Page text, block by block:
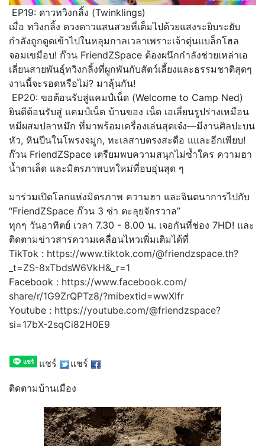
EP19: ดาวทวิงกลิ้ง (Twinklings)
เมื่อ ทวิงกลิ้ง ดวงดาวแสนสวยที่เต็มไปด้วยแสงระยิบระยับ
กำลังถูกดูดเข้าไปในหลุมกาลเวลาเพราะเจ้าตุ่นแบล็กโฮล
จอมเขมือบ! ก๊วน FriendZSpace ต้องผนึกกำลังช่วยเหล่าเอ
เลี่ยนสายพันธุ์ทวิงกลิ้งที่ผูกพันกับสัตว์เลี้ยงและธรรมชาติสุดๆ
งานนี้จะรอดหรือไม่? มาลุ้นกัน!
EP20: ขอต้อนรับสู่แคมป์เน็ด (Welcome to Camp Ned)
ยินดีต้อนรับสู่ แคมป์เน็ด บ้านของ เน็ด เอเลี่ยนรูปร่างเหมือน
หมีผสมปลาหมึก ที่มาพร้อมเครื่องเล่นสุดเจ๋ง—มีงานศิลปะบน
หัว, หินปีนในโพรงจมูก, ทะเลสาบตรงสะดือ แและอีกเพียบ!
ก๊วน FriendZSpace เตรียมพบความสนุกไม่ซ้ำใคร ความฮา
น้ำตาเล็ด และมิตรภาพบทใหม่ที่อบอุ่นสุด ๆ
มาร่วมเปิดโลกแห่งมิตรภาพ ความฮา และจินตนาการไปกับ
“FriendZSpace ก๊วน 3 ซ่า ตะลุยจักรวาล”
ทุกๆ วันอาทิตย์ เวลา 7.30 - 8.00 น. เจอกันที่ช่อง 7HD! และ
ติดตามข่าวสารความเคลื่อนไหวเพิ่มเติมได้ที่
TikTok : https://www.tiktok.com/@friendzspace.th?
_t=ZS-8xTbdsW6VkH&_r=1
Facebook : https://www.facebook.com/
share/r/1G9ZrQPTz8/?mibextid=wwXIfr
Youtube : https://youtube.com/@friendzspace?
si=17bX-2sqCi82H0E9
แชร์ แชร์
ติดตามบ้านเมือง